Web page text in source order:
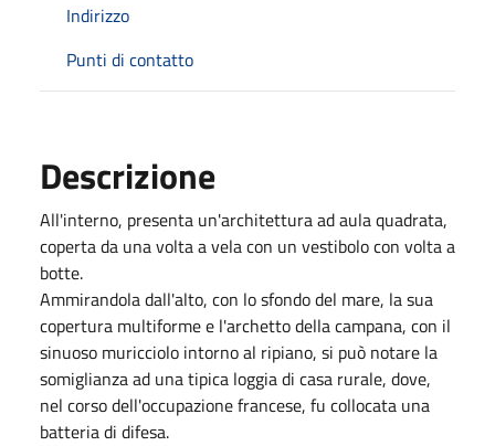
Indirizzo
Punti di contatto
Descrizione
All'interno, presenta un'architettura ad aula quadrata,
coperta da una volta a vela con un vestibolo con volta a
botte.
Ammirandola dall'alto, con lo sfondo del mare, la sua
copertura multiforme e l'archetto della campana, con il
sinuoso muricciolo intorno al ripiano, si può notare la
somiglianza ad una tipica loggia di casa rurale, dove,
nel corso dell'occupazione francese, fu collocata una
batteria di difesa.